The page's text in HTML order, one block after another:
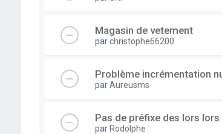
Magasin de vetement
parchristophe66200
Problème incrémentation
parAureusms
Pas de préfixe des lors
par Rodolphe